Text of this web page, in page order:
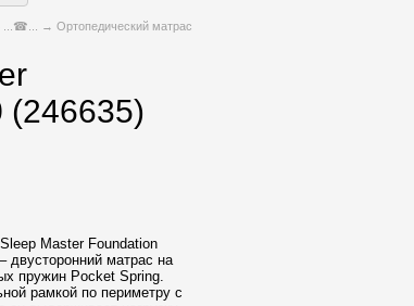
...☎... → Ортопедический матрас
(246635)
Master Foundation
двусторонний матрас на
пружин Pocket Spring.
рамкой по периметру с